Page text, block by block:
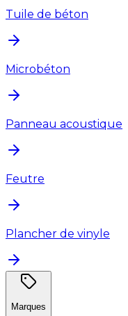
Tuile de béton
Microbéton
Panneau acoustique
Feutre
Plancher de vinyle
Marques